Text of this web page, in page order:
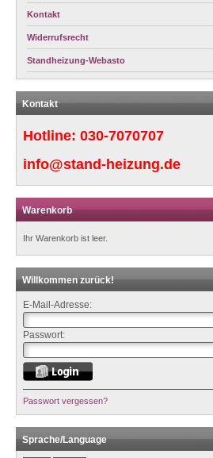
Kontakt
Widerrufsrecht
Standheizung-Webasto
Kontakt
Hotline: 030-7070707
info@stand-heizung.de
Warenkorb
Ihr Warenkorb ist leer.
Willkommen zurück!
E-Mail-Adresse:
Passwort:
Passwort vergessen?
Sprache/Language